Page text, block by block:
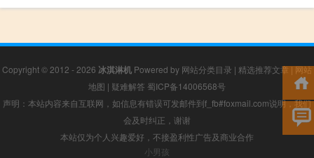
Copyright © 2012 - 2026 冰淇淋机 Powered by 网站分类目录 | 精选推荐文章|网站
地图 | 疑难解答 蜀ICP备14006568号
声明：本站内容来自互联网，如信息有错误可发邮件到f_fb#foxmail.com说明，我们
会及时纠正，谢谢
本站仅为个人兴趣爱好，不接盈利性广告及商业合作
小男孩